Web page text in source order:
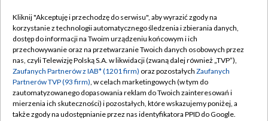
TVP
Abonament TVP
Emisja w TVP
Centrum informacji TVP
Naziemna Telewizja Cyfrowa
Regulamin TVP
Polityka prywatności
Moje zgody
Pomoc
Kliknij "Akceptuję i przechodzę do serwisu", aby wyrazić zgody na
korzystanie z technologii automatycznego śledzenia i zbierania danych,
dostęp do informacji na Twoim urządzeniu końcowym i ich
przechowywanie oraz na przetwarzanie Twoich danych osobowych przez
nas, czyli Telewizję Polską S.A. w likwidacji (zwaną dalej również „TVP”),
Zaufanych Partnerów z IAB* (1201 firm) oraz pozostałych Zaufanych
Partnerów TVP (93 firm), w celach marketingowych (w tym do
zautomatyzowanego dopasowania reklam do Twoich zainteresowań i
mierzenia ich skuteczności) i pozostałych, które wskazujemy poniżej, a
także zgody na udostępnianie przez nas identyfikatora PPID do Google.